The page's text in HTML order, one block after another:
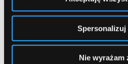
Spersonalizuj
Nie wyrażam